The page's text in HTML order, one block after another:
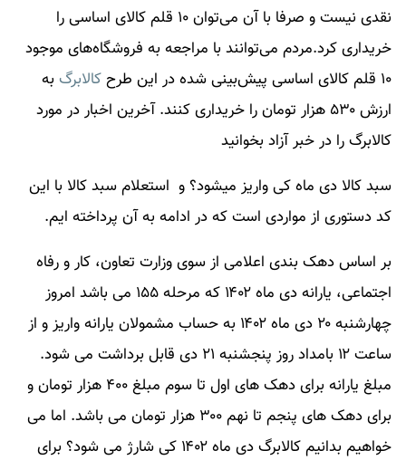
نقدی نیست و صرفا با آن می‌توان ۱۰ قلم کالای اساسی را
خریداری کرد.مردم می‌توانند با مراجعه به فروشگاه‌های موجود
۱۰ قلم کالای اساسی پیش‌بینی شده در این طرح
کالابرگ به
ارزش ۵۳۰ هزار تومان را خریداری کنند. آخرین اخبار در مورد
کالابرگرا در خبر آزاد بخوانید
سبد کالا دی ماه کی واریز میشود؟ و استعلام سبد کالا با این
کد دستوری از مواردی است که در ادامه به آن پرداخته ایم.
بر اساس دهک بندی اعلامی از سوی وزارت تعاون، کار و رفاه
اجتماعی، یارانه دی ماه ۱۴۰۲ که مرحله ۱۵۵ می باشد امروز
چهارشنبه ۲۰ دی ماه ۱۴۰۲ به حساب مشمولان یارانه واریز و از
ساعت ۱۲ بامداد روز پنجشنبه ۲۱ دی قابل برداشت می شود.
مبلغ یارانه برای دهک های اول تا سوم مبلغ ۴۰۰ هزار تومان و
برای دهک های پنجم تا نهم ۳۰۰ هزار تومان می باشد. اما می
خواهیم بدانیم کالابرگ دی ماه ۱۴۰۲ کی شارژ می شود؟ برای